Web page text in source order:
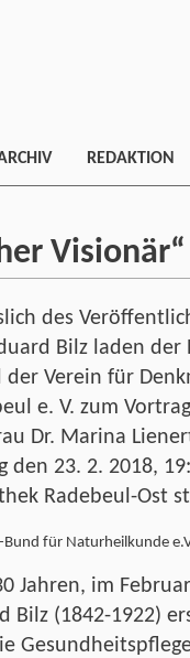
REDAKTION
Visionär“
des
Bilz laden
der Verein für
e. V. zum
Dr. Marina
den 23. 2. 2018,
Radebeul-Ost
Bund für Naturheilkunde
Jahren, im
Bilz (1842-1922)